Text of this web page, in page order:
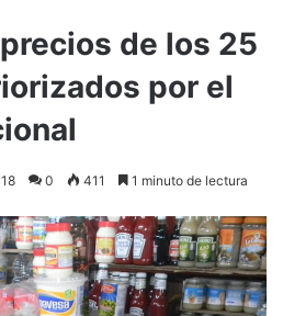
de los 25
por el
0 411 1 minuto de lectura